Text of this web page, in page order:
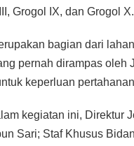
Grogol IX, dan Grogol X.
bagian dari
pernah dirampas oleh
keperluan
kegiatan ini, Direktur
Sari; Staf Khusus